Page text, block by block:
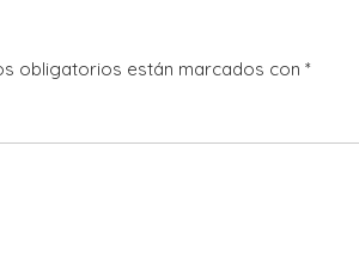
obligatorios están marcados con *